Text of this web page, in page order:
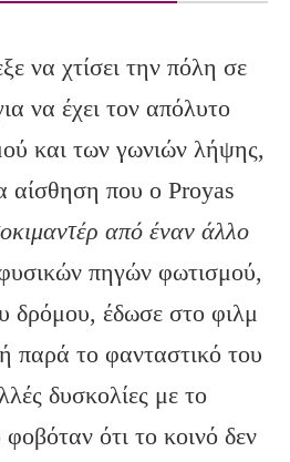
να χτίσει την πόλη σε
να έχει τον απόλυτο
και των γωνιών λήψης,
αίσθηση που ο Proyas
από έναν άλλο
πηγών φωτισμού,
δρόμου, έδωσε στο φιλμ
παρά το φανταστικό του
δυσκολίες με το
ότι το κοινό δεν